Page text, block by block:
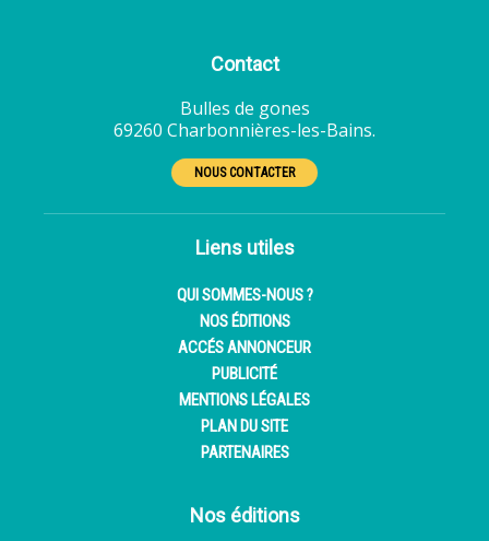
Contact
Bulles de gones
69260 Charbonnières-les-Bains.
NOUS CONTACTER
Liens utiles
QUI SOMMES-NOUS ?
NOS ÉDITIONS
ACCÉS ANNONCEUR
PUBLICITÉ
MENTIONS LÉGALES
PLAN DU SITE
PARTENAIRES
Nos éditions